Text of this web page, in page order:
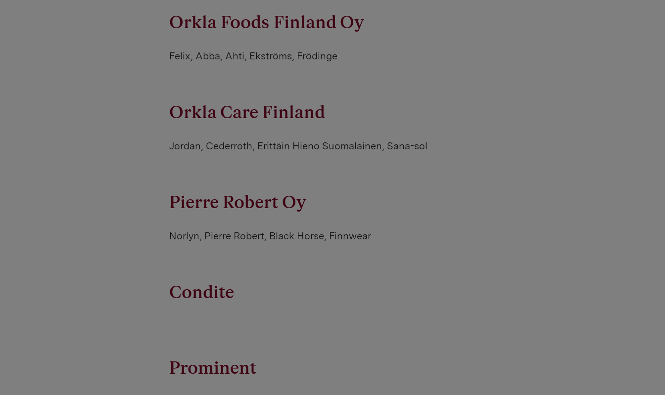
Orkla Foods Finland Oy
Felix, Abba, Ahti, Ekströms, Frödinge
Orkla Care Finland
Jordan, Cederroth, Erittäin Hieno Suomalainen, Sana-sol
Pierre Robert Oy
Norlyn, Pierre Robert, Black Horse, Finnwear
Condite
Prominent